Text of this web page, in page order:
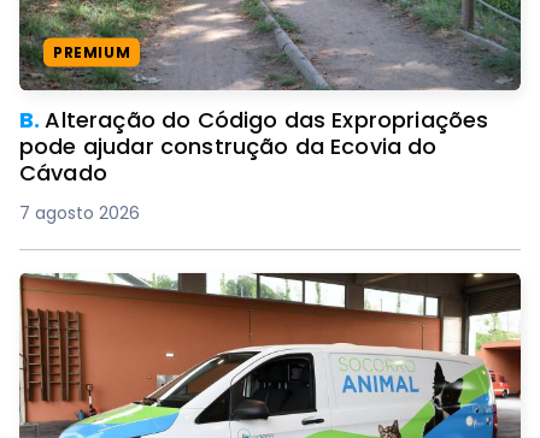
PREMIUM
B.Alteração do Código das Expropriações
pode ajudar construção da Ecovia do
Cávado
7 agosto 2026